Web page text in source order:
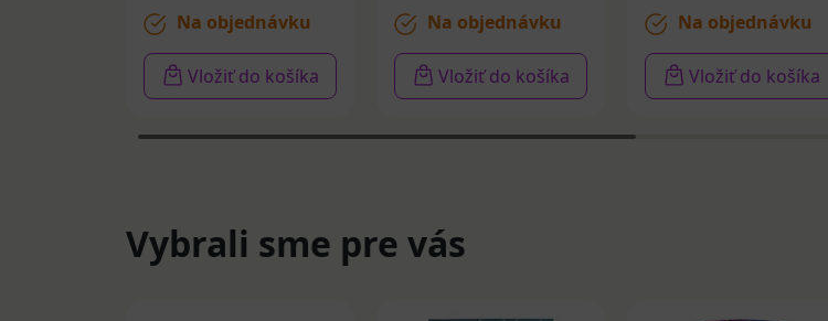
Na objednávku
Vložiť do košíka
Na objednávku
Vložiť do košíka
Na objednávku
Vložiť do košíka
Vybrali sme pre vás